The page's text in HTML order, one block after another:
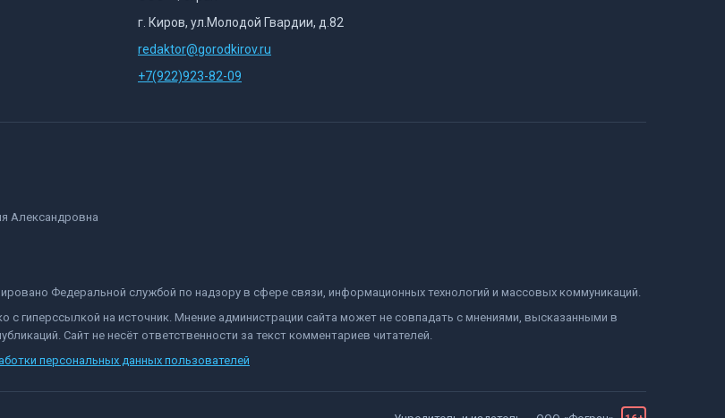
г. Киров, ул.Молодой Гвардии, д.82
redaktor@gorodkirov.ru
+7(922)923-82-09
Александровна
Федеральной службой по надзору в сфере связи, информационных технологий и массовых коммуникаций.
гиперссылкой на источник. Мнение администрации сайта может не совпадать с мнениями, высказанными в
Сайт не несёт ответственности за текст комментариев читателей.
персональных данных пользователей